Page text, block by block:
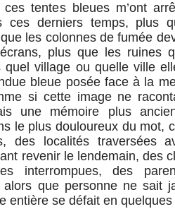
tentes bleues m’ont
ces derniers temps, plus
les colonnes de fumée
plus que les ruines
quel village ou quelle ville
bleue posée face à la
si cette image ne
une mémoire plus
le plus douloureux du mot,
des localités traversées
revenir le lendemain, des
interrompues, des
alors que personne ne sait
entière se défait en